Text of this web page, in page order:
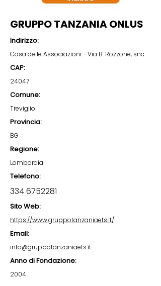
GRUPPO TANZANIA ONLUS
Indirizzo:
Casa delle Associazioni - Via B. Rozzone, snc
CAP:
24047
Comune:
Treviglio
Provincia:
BG
Regione:
Lombardia
Telefono:
334 6752281
Sito Web:
https://www.gruppotanzaniaets.it/
Email:
info@gruppotanzaniaets.it
Anno di Fondazione:
2004